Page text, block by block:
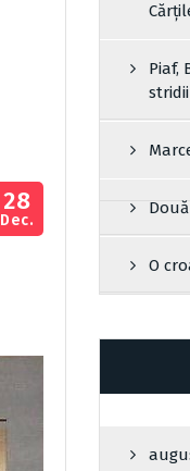
28
Dec.
Piaf,
O